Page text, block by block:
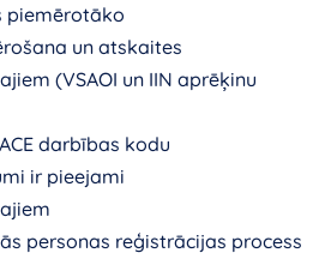
piemērotāko
un atskaites
(VSAOI un IIN aprēķinu
darbības kodu
ir pieejami
personas reģistrācijas process